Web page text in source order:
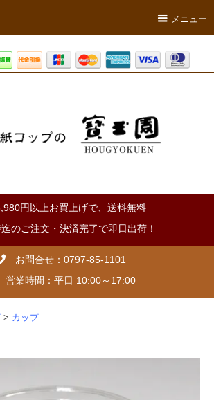
メニュー
円以上お買上げで、送料無料
のご注文・決済完了で即日出荷！
お問合せ：0797-85-1101
営業時間：平日 10:00～17:00
> カップ